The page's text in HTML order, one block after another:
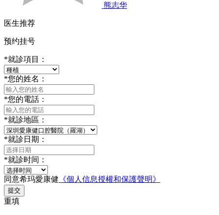
熊志华
医生推荐
预约挂号
*就診項目：
*您的姓名：
*您的電話：
*就診地區：
*就診日期：
*就診时间：
同意希玛愛康健 《個人信息授權和保護聲明》
提交
重填